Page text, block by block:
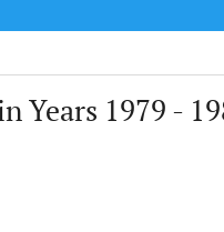
Years 1979 -